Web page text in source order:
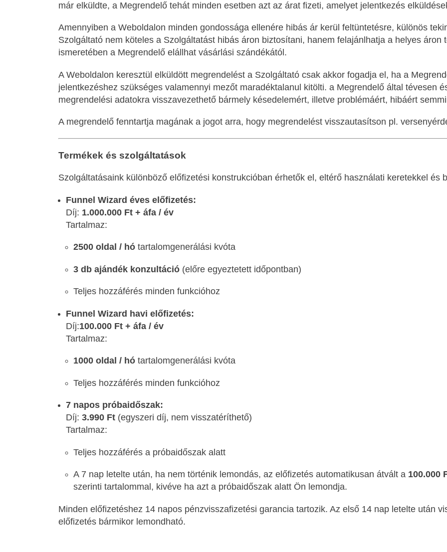
már elküldte, a Megrendelő tehát minden esetben azt az árat fizeti, amelyet jelentkezés
Amennyiben a Weboldalon minden gondossága ellenére hibás ár kerül feltüntetésre, különös
Szolgáltató nem köteles a Szolgáltatást hibás áron biztosítani, hanem felajánlhatja a helyes áron
ismeretében a Megrendelő elállhat vásárlási szándékától.
A Weboldalon keresztül elküldött megrendelést a Szolgáltató csak akkor fogadja el, ha a
jelentkezéshez szükséges valamennyi mezőt maradéktalanul kitölti. a Megrendelő által tévesen
megrendelési adatokra visszavezethető bármely késedelemért, illetve problémáért, hibáért
A megrendelő fenntartja magának a jogot arra, hogy megrendelést visszautasítson pl.
Termékek és szolgáltatások
Szolgáltatásaink különböző előfizetési konstrukcióban érhetők el, eltérő használati keretekkel és
Funnel Wizard éves előfizetés:
Díj: 1.000.000 Ft + áfa / év
Tartalmaz:
2500 oldal / hó tartalomgenerálási kvóta
3 db ajándék konzultáció (előre egyeztetett időpontban)
Teljes hozzáférés minden funkcióhoz
Funnel Wizard havi előfizetés:
Díj:100.000 Ft + áfa / év
Tartalmaz:
1000 oldal / hó tartalomgenerálási kvóta
Teljes hozzáférés minden funkcióhoz
7 napos próbaidőszak:
Díj: 3.990 Ft (egyszeri díj, nem visszatéríthető)
Tartalmaz:
Teljes hozzáférés a próbaidőszak alatt
A 7 nap letelte után, ha nem történik lemondás, az előfizetés automatikusan átvált a 100.000
szerinti tartalommal, kivéve ha azt a próbaidőszak alatt Ön lemondja.
Minden előfizetéshez 14 napos pénzvisszafizetési garancia tartozik. Az első 14 nap letelte után
előfizetés bármikor lemondható.